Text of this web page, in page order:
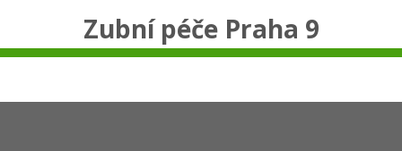
Zubní péče Praha 9